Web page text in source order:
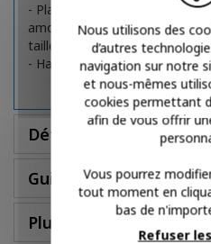
- Plastron découpable et
amovible pour adapter la
tailles.
- Hauteur de la ceinture : 26
Détails
Guide des tailles
Plus d'infos
Nous utilisons des
d’autres
navigation sur notre
et nous-mêmes
cookies permettant
afin de vous offrir
Vous pourrez
tout moment en
bas de
Refuser